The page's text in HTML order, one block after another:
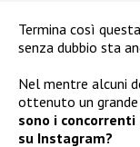
Termina così
senza dubbio sta
Nel mentre alcuni
ottenuto un
sono i
su Instagram?